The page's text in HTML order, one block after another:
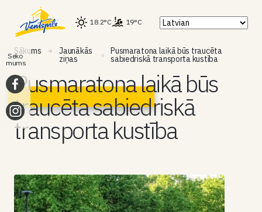
18.2°C 19°C
Sākums Jaunākās
ziņas
Pusmaratona laikā būs traucēta
sabiedriskā transporta kustība
Pusmaratona laikā būs
traucēta sabiedriskā
transporta kustība
Seko
mums